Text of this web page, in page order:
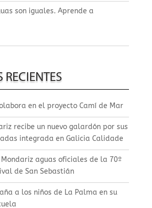
son iguales. Aprende a
RECIENTES
en el proyecto Camí de Mar
recibe un nuevo galardón por sus
integrada en Galicia Calidade
aguas oficiales de la 70º
de San Sebastián
a los niños de La Palma en su